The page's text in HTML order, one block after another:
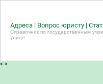
Адреса | Вопрос юристу |
Справочник по государственным
улице.
< >